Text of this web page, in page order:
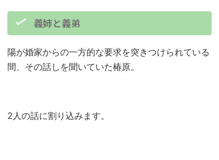
義姉と義弟
陽が婚家からの一方的な要求を突きつけられている
間、その話しを聞いていた椿原。
2人の話に割り込みます。